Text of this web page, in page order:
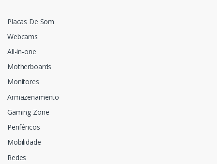
Placas De Som
Webcams
All-in-one
Motherboards
Monitores
Armazenamento
Gaming Zone
Periféricos
Mobilidade
Redes